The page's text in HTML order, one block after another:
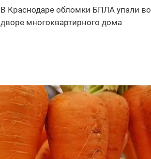
В Краснодаре обломки БПЛА упали во
дворе многоквартирного дома